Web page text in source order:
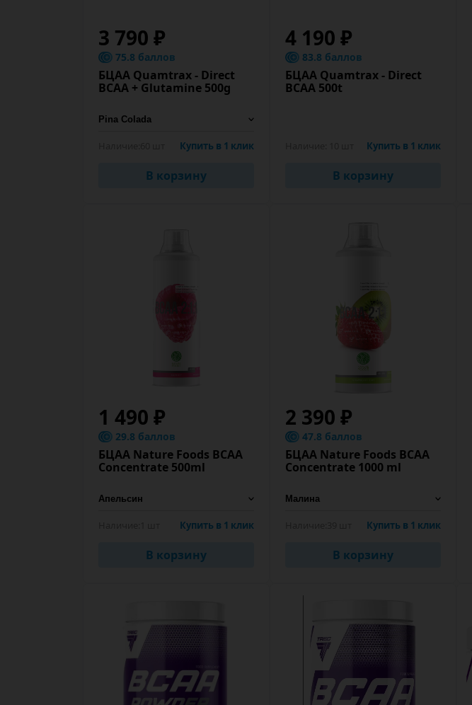
3 790 ₽
75.8 баллов
БЦАА Quamtrax - Direct
BCAA + Glutamine 500g
Купить в 1 клик
В корзину
4 190 ₽
83.8 баллов
БЦАА Quamtrax - Direct
BCAA 500t
Купить в 1 клик
В корзину
1 490 ₽
29.8 баллов
БЦАА Nature Foods BCAA
Concentrate 500ml
Купить в 1 клик
В корзину
2 390 ₽
47.8 баллов
БЦАА Nature Foods BCAA
Concentrate 1000 ml
Купить в 1 клик
В корзину